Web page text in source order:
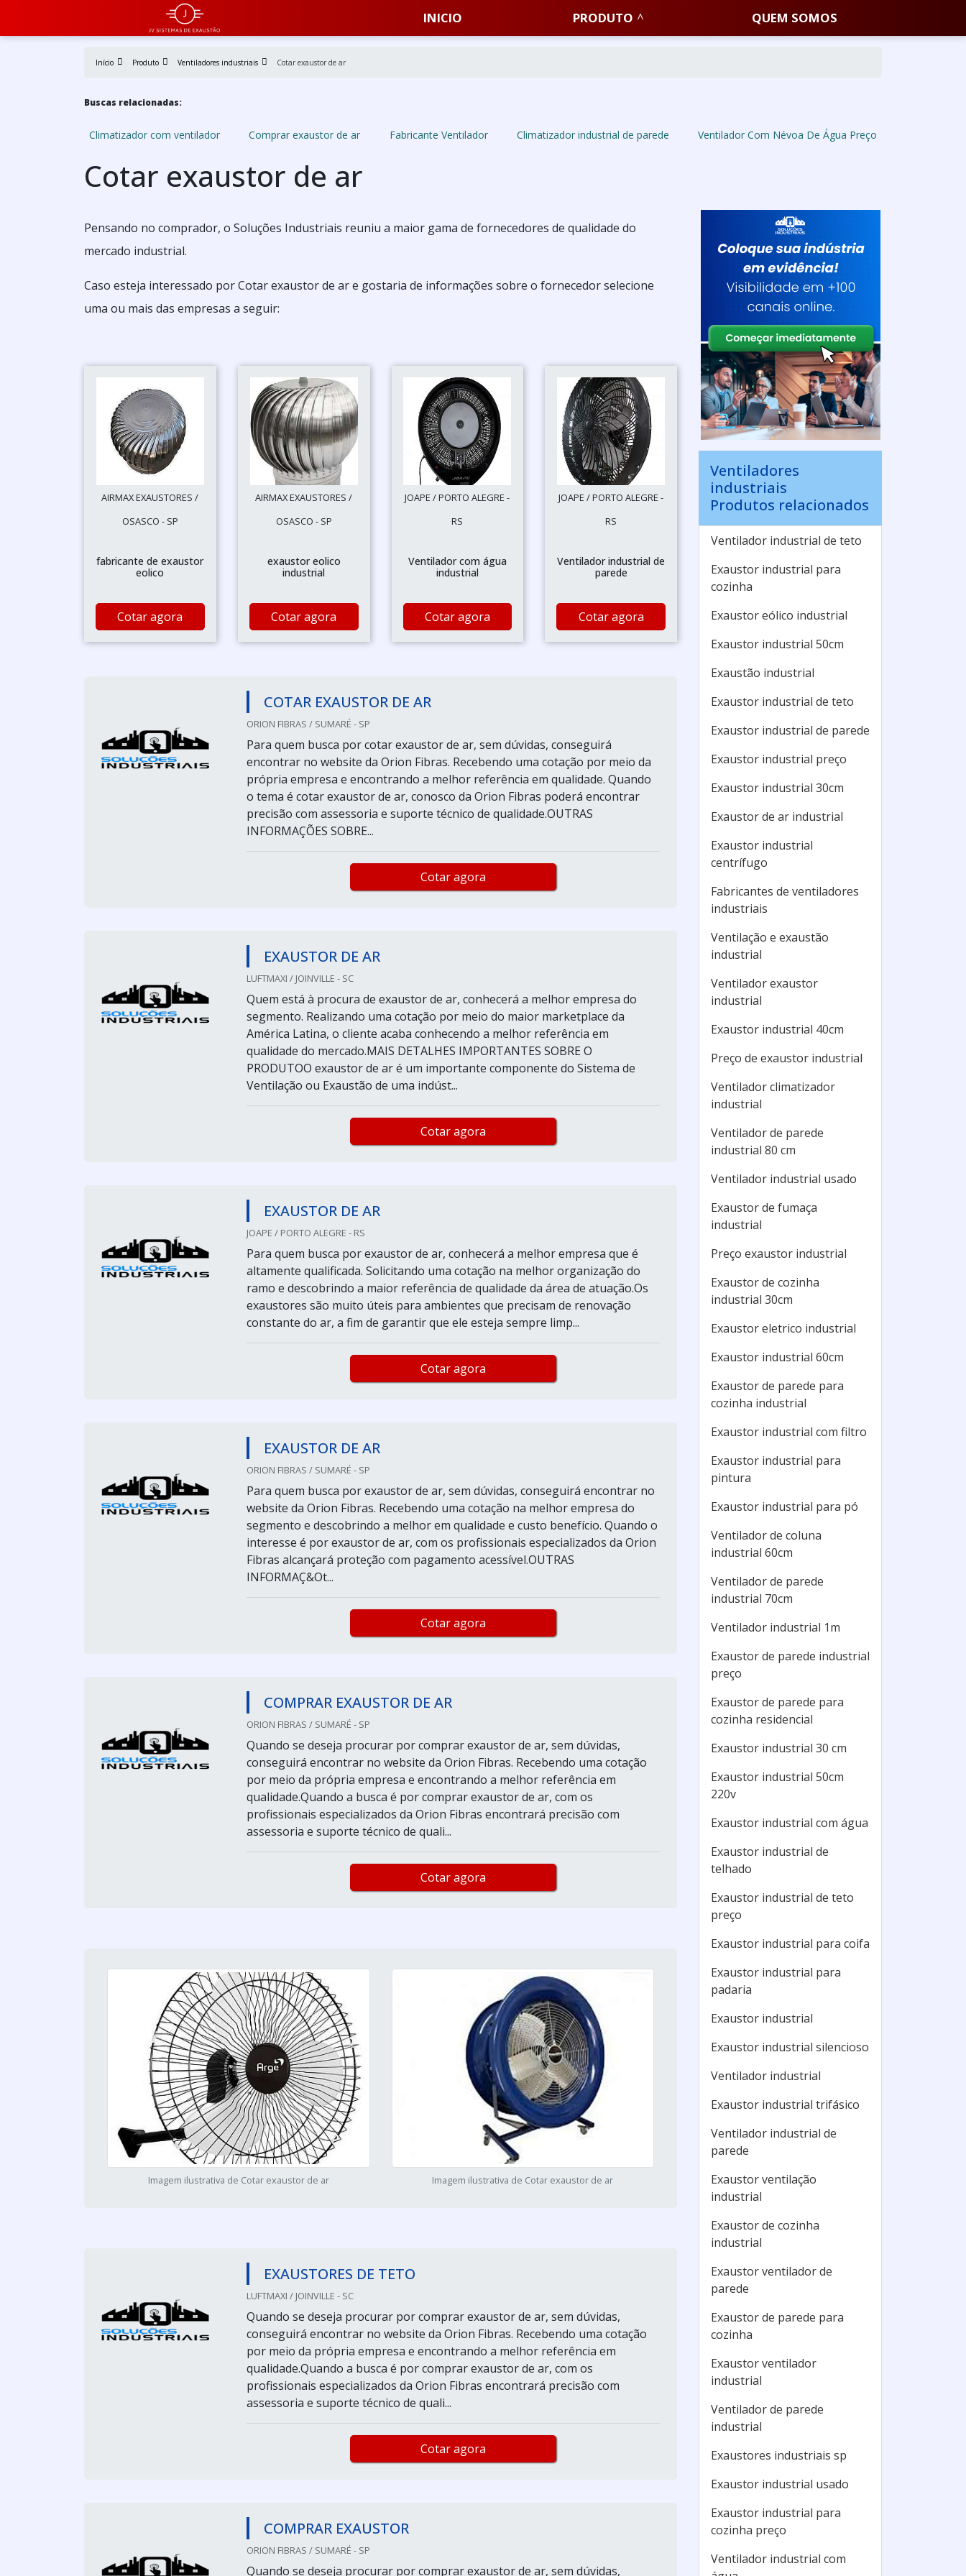
INICIO PRODUTO QUEM SOMOS
Início Produto Ventiladores industriais Cotar exaustor de ar
Buscas relacionadas:
Climatizador com ventilador Comprar exaustor de ar Fabricante Ventilador Climatizador industrial de parede Ventilador Com Névoa De Água Preço
Cotar exaustor de ar
Pensando no comprador, o Soluções Industriais reuniu a maior gama de fornecedores de qualidade do
mercado industrial.
Caso esteja interessado por Cotar exaustor de ar e gostaria de informações sobre o fornecedor selecione
uma ou mais das empresas a seguir:
AIRMAX EXAUSTORES /
OSASCO - SP
fabricante de exaustor
eolico
Cotar agora
AIRMAX EXAUSTORES /
OSASCO - SP
exaustor eolico
industrial
Cotar agora
JOAPE / PORTO ALEGRE -
RS
Ventilador com água
industrial
Cotar agora
JOAPE / PORTO ALEGRE -
RS
Ventilador industrial de
parede
Cotar agora
COTAR EXAUSTOR DE AR
ORION FIBRAS / SUMARÉ - SP
Para quem busca por cotar exaustor de ar, sem dúvidas, conseguirá
encontrar no website da Orion Fibras. Recebendo uma cotação por meio da
própria empresa e encontrando a melhor referência em qualidade. Quando
o tema é cotar exaustor de ar, conosco da Orion Fibras poderá encontrar
precisão com assessoria e suporte técnico de qualidade.OUTRAS
INFORMAÇÕES SOBRE...
Cotar agora
EXAUSTOR DE AR
LUFTMAXI / JOINVILLE - SC
Quem está à procura de exaustor de ar, conhecerá a melhor empresa do
segmento. Realizando uma cotação por meio do maior marketplace da
América Latina, o cliente acaba conhecendo a melhor referência em
qualidade do mercado.MAIS DETALHES IMPORTANTES SOBRE O
PRODUTOO exaustor de ar é um importante componente do Sistema de
Ventilação ou Exaustão de uma indúst...
Cotar agora
EXAUSTOR DE AR
JOAPE / PORTO ALEGRE - RS
Para quem busca por exaustor de ar, conhecerá a melhor empresa que é
altamente qualificada. Solicitando uma cotação na melhor organização do
ramo e descobrindo a maior referência de qualidade da área de atuação.Os
exaustores são muito úteis para ambientes que precisam de renovação
constante do ar, a fim de garantir que ele esteja sempre limp...
Cotar agora
EXAUSTOR DE AR
ORION FIBRAS / SUMARÉ - SP
Para quem busca por exaustor de ar, sem dúvidas, conseguirá encontrar no
website da Orion Fibras. Recebendo uma cotação na melhor empresa do
segmento e descobrindo a melhor em qualidade e custo benefício. Quando o
interesse é por exaustor de ar, com os profissionais especializados da Orion
Fibras alcançará proteção com pagamento acessível.OUTRAS
INFORMAÇ&Ot...
Cotar agora
COMPRAR EXAUSTOR DE AR
ORION FIBRAS / SUMARÉ - SP
Quando se deseja procurar por comprar exaustor de ar, sem dúvidas,
conseguirá encontrar no website da Orion Fibras. Recebendo uma cotação
por meio da própria empresa e encontrando a melhor referência em
qualidade.Quando a busca é por comprar exaustor de ar, com os
profissionais especializados da Orion Fibras encontrará precisão com
assessoria e suporte técnico de quali...
Cotar agora
Imagem ilustrativa de Cotar exaustor de ar Imagem ilustrativa de Cotar exaustor de ar
EXAUSTORES DE TETO
LUFTMAXI / JOINVILLE - SC
Quando se deseja procurar por comprar exaustor de ar, sem dúvidas,
conseguirá encontrar no website da Orion Fibras. Recebendo uma cotação
por meio da própria empresa e encontrando a melhor referência em
qualidade.Quando a busca é por comprar exaustor de ar, com os
profissionais especializados da Orion Fibras encontrará precisão com
assessoria e suporte técnico de quali...
Cotar agora
COMPRAR EXAUSTOR
ORION FIBRAS / SUMARÉ - SP
Quando se deseja procurar por comprar exaustor de ar, sem dúvidas,
Ventiladores
industriais
Produtos relacionados
Ventilador industrial de teto
Exaustor industrial para
cozinha
Exaustor eólico industrial
Exaustor industrial 50cm
Exaustão industrial
Exaustor industrial de teto
Exaustor industrial de parede
Exaustor industrial preço
Exaustor industrial 30cm
Exaustor de ar industrial
Exaustor industrial
centrífugo
Fabricantes de ventiladores
industriais
Ventilação e exaustão
industrial
Ventilador exaustor
industrial
Exaustor industrial 40cm
Preço de exaustor industrial
Ventilador climatizador
industrial
Ventilador de parede
industrial 80 cm
Ventilador industrial usado
Exaustor de fumaça
industrial
Preço exaustor industrial
Exaustor de cozinha
industrial 30cm
Exaustor eletrico industrial
Exaustor industrial 60cm
Exaustor de parede para
cozinha industrial
Exaustor industrial com filtro
Exaustor industrial para
pintura
Exaustor industrial para pó
Ventilador de coluna
industrial 60cm
Ventilador de parede
industrial 70cm
Ventilador industrial 1m
Exaustor de parede industrial
preço
Exaustor de parede para
cozinha residencial
Exaustor industrial 30 cm
Exaustor industrial 50cm
220v
Exaustor industrial com água
Exaustor industrial de
telhado
Exaustor industrial de teto
preço
Exaustor industrial para coifa
Exaustor industrial para
padaria
Exaustor industrial
Exaustor industrial silencioso
Ventilador industrial
Exaustor industrial trifásico
Ventilador industrial de
parede
Exaustor ventilação
industrial
Exaustor de cozinha
industrial
Exaustor ventilador de
parede
Exaustor de parede para
cozinha
Exaustor ventilador
industrial
Ventilador de parede
industrial
Exaustores industriais sp
Exaustor industrial usado
Exaustor industrial para
cozinha preço
Ventilador industrial com